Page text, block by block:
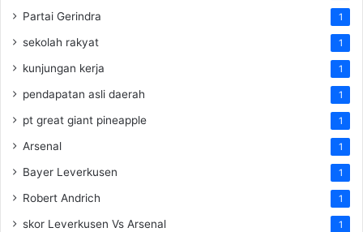
Partai Gerindra 1
sekolah rakyat 1
kunjungan kerja 1
pendapatan asli daerah 1
pt great giant pineapple 1
Arsenal 1
Bayer Leverkusen 1
Robert Andrich 1
skor Leverkusen Vs Arsenal 1